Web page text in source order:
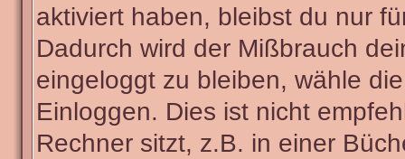
aktiviert haben, bleibst du nur
Dadurch wird der Mißbrauch
eingeloggt zu bleiben, wähle
Einloggen. Dies ist nicht
Rechner sitzt, z.B. in einer